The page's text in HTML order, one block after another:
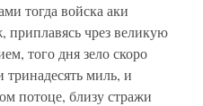
тогда войска аки
чрез великую
того дня зело скоро
миль, и
потоце, близу стражи